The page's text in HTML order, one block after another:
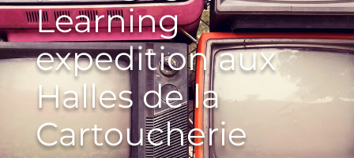
Learning
expedition aux
Halles de la
Cartoucherie